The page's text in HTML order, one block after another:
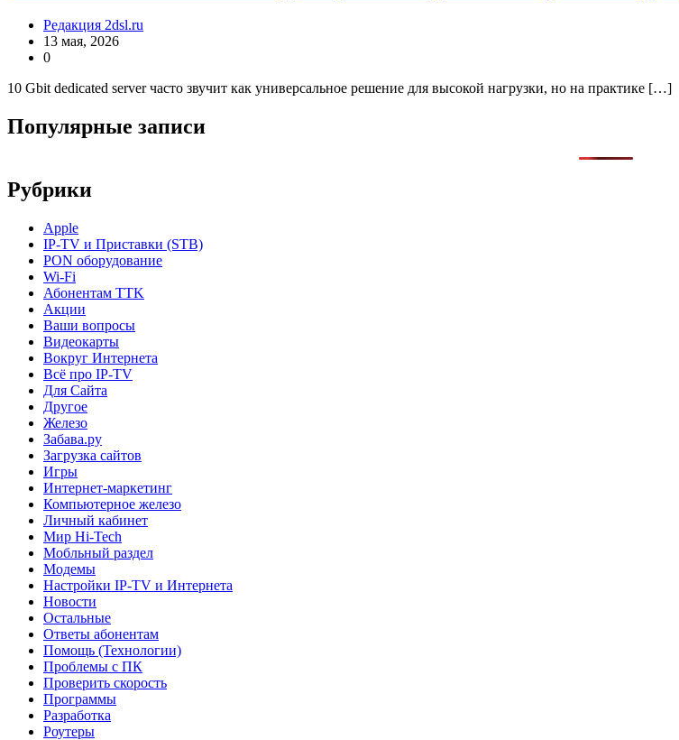
Редакция 2dsl.ru
13 мая, 2026
0
10 Gbit dedicated server часто звучит как универсальное решение для высокой нагрузки, но на практике […]
Популярные записи
Рубрики
Apple
IP-TV и Приставки (STB)
PON оборудование
Wi-Fi
Абонентам TTK
Акции
Ваши вопросы
Видеокарты
Вокруг Интернета
Всё про IP-TV
Для Сайта
Другое
Железо
Забава.ру
Загрузка сайтов
Игры
Интернет-маркетинг
Компьютерное железо
Личный кабинет
Мир Hi-Tech
Мобльный раздел
Модемы
Настройки IP-TV и Интернета
Новости
Остальные
Ответы абонентам
Помощь (Технологии)
Проблемы с ПК
Проверить скорость
Программы
Разработка
Роутеры